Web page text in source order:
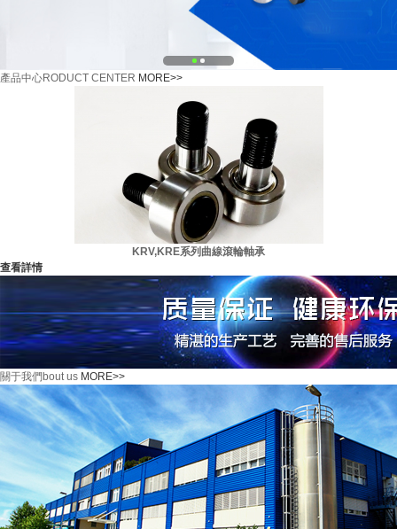
產品中心RODUCT CENTER MORE>>
KRV,KRE系列曲線滾輪軸承
查看詳情
關于我們bout us MORE>>